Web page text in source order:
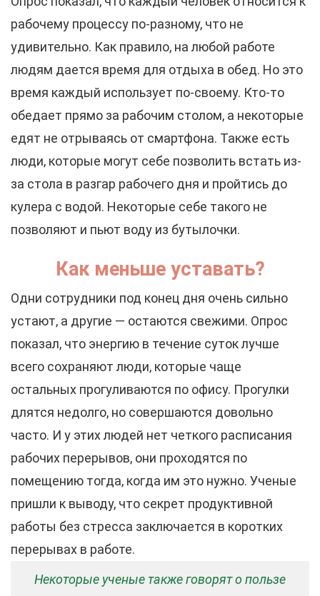
рабочему процессу по-разному, что не
удивительно. Как правило, на любой работе
людям дается время для отдыха в обед. Но это
время каждый использует по-своему. Кто-то
обедает прямо за рабочим столом, а некоторые
едят не отрываясь от смартфона. Также есть
люди, которые могут себе позволить встать из-
за стола в разгар рабочего дня и пройтись до
кулера с водой. Некоторые себе такого не
позволяют и пьют воду из бутылочки.
Как меньше уставать?
Одни сотрудники под конец дня очень сильно
устают, а другие — остаются свежими. Опрос
показал, что энергию в течение суток лучше
всего сохраняют люди, которые чаще
остальных прогуливаются по офису. Прогулки
длятся недолго, но совершаются довольно
часто. И у этих людей нет четкого расписания
рабочих перерывов, они проходятся по
помещению тогда, когда им это нужно. Ученые
пришли к выводу, что секрет продуктивной
работы без стресса заключается в коротких
перерывах в работе.
Некоторые ученые также говорят о пользе